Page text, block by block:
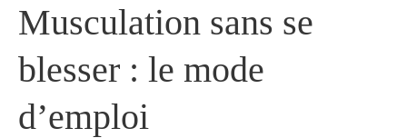
Musculation sans se
blesser : le mode
d’emploi